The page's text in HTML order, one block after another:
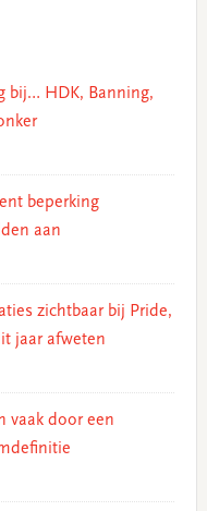
bij… HDK, Banning,
beperking
aan
zichtbaar bij Pride,
jaar afweten
vaak door een